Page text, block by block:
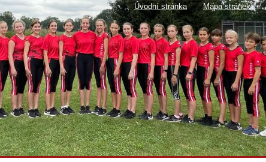
Úvodní stránka Mapa stránek